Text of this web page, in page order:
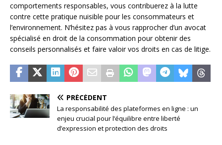
comportements responsables, vous contribuerez à la lutte
contre cette pratique nuisible pour les consommateurs et
l’environnement. N’hésitez pas à vous rapprocher d’un avocat
spécialisé en droit de la consommation pour obtenir des
conseils personnalisés et faire valoir vos droits en cas de litige.
PRÉCÉDENT
La responsabilité des plateformes en ligne : un
enjeu crucial pour l’équilibre entre liberté
d’expression et protection des droits